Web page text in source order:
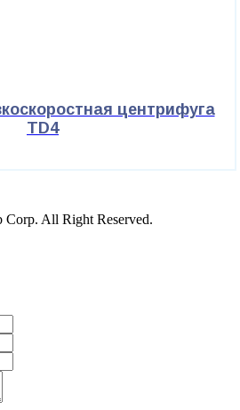
центрифуга
TD4
All Right Reserved.